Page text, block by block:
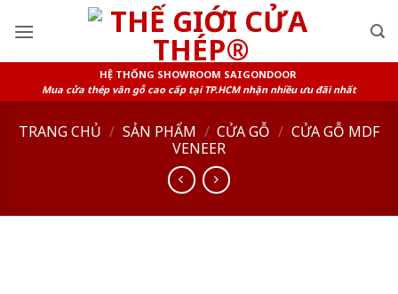
HỆ THỐNG SHOWROOM SAIGONDOOR
Mua cửa thép vân gỗ cao cấp tại TP.HCM nhận nhiều ưu đãi nhất
TRANG CHỦ / SẢN PHẨM / CỬA GỖ / CỬA GỖ MDF
VENEER